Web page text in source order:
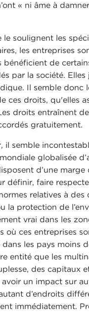
« ni âme à
le soulignent les
les entreprises
bénéficient de
par la société.
Il semble donc
ces droits, qu'elles
droits entraînent
gratuitement.
il semble
globalisée
d’une
définir, faire
relatives à des
la protection de
vrai dans les
où ces entreprises
dans les pays moins
entité que les
des capitaux
avoir un impact sur
d’endroits
immédiatement.